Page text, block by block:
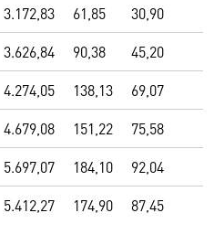
3.172,83 61,85 30,90
3.626,84 90,38 45,20
4.274,05 138,13 69,07
4.679,08 151,22 75,58
5.697,07 184,10 92,04
5.412,27 174,90 87,45